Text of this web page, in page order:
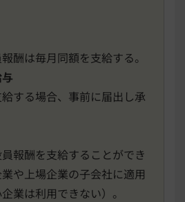
酬は毎月同額を支給する。
する場合、事前に届出し承
報酬を支給することができ
や上場企業の子会社に適用
業は利用できない）。